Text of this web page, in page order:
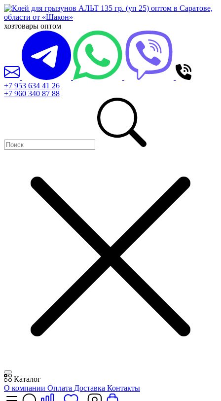
хозтовары оптом
+7 953 634 41 26
+7 960 340 87 88
Каталог
О компании Оплата Доставка Контакты